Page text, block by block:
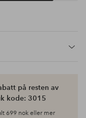
på resten av
kode: 3015
699 nok eller mer